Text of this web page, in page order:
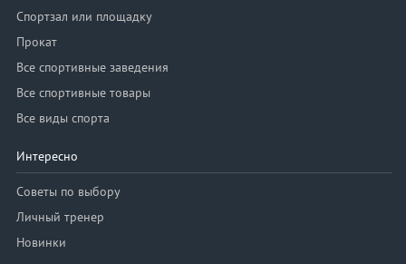
Спортзал или площадку
Прокат
Все спортивные заведения
Все спортивные товары
Все виды спорта
Интересно
Советы по выбору
Личный тренер
Новинки